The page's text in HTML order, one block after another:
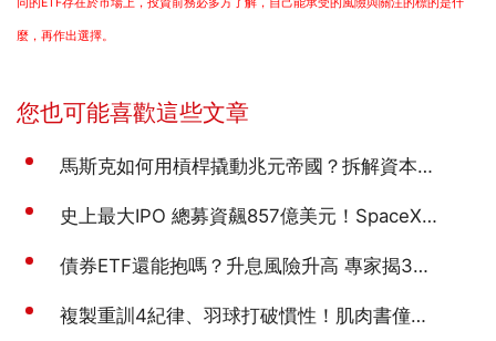
同的ETF存在於市場上，投資前務必多方了解，自己能承受的風險與關注的標的是什
麼，再作出選擇。